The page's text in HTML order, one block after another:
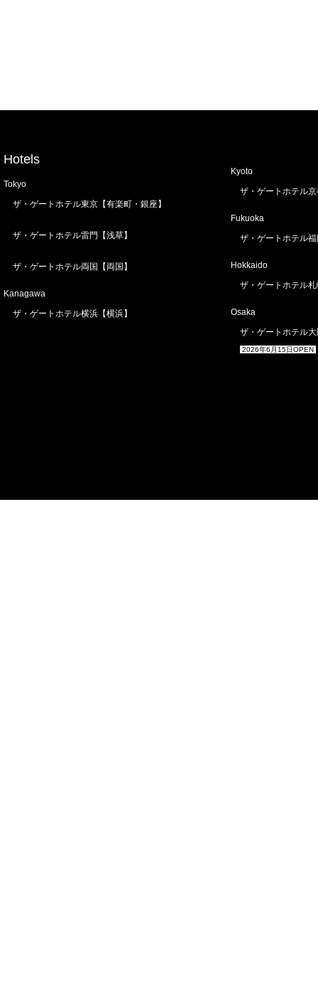
Hotels
Tokyo
ザ・ゲートホテル東京【有楽町・銀座】
ザ・ゲートホテル雷門【浅草】
ザ・ゲートホテル両国【両国】
Kanagawa
ザ・ゲートホテル横浜【横浜】
Kyoto
ザ・ゲートホテル
Fukuoka
ザ・ゲートホテル
Hokkaido
ザ・ゲートホテル
Osaka
ザ・ゲートホテル
2026年6月15日OPEN